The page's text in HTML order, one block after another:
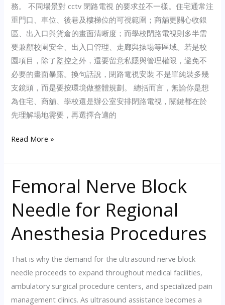
務。 不同場景對 cctv 閉路電視 的要求並不一樣。住宅通常注
重門口、車位、後巷及樓梯位的可視範圍；商舖更關心收銀
區、出入口與貨倉的畫面清晰度；而學校閉路電視則多半需
要兼顧校園安全、出入口管理、走廊與操場等區域。若是校
園項目，除了監控之外，還要留意私隱與管理權限，避免不
必要的畫面暴露。換句話說，閉路電視安裝 不是單純裝多幾
支鏡頭，而是要按環境做整體規劃。 總括而言，無論你是想
為住宅、商舖、學校還是辦公室安排閉路電視，關鍵都在於
先理解場地需要，再選擇合適的
廣
鏡
頭
與
窄
視
角
頭
怎
樣
選：
Read More »
Femoral Nerve Block
Needle for Regional
Anesthesia Procedures
That is why the demand for the ultrasound nerve block
needle proceeds to expand throughout medical facilities,
ambulatory surgical procedure centers, and specialized pain
management clinics. As ultrasound assistance becomes a